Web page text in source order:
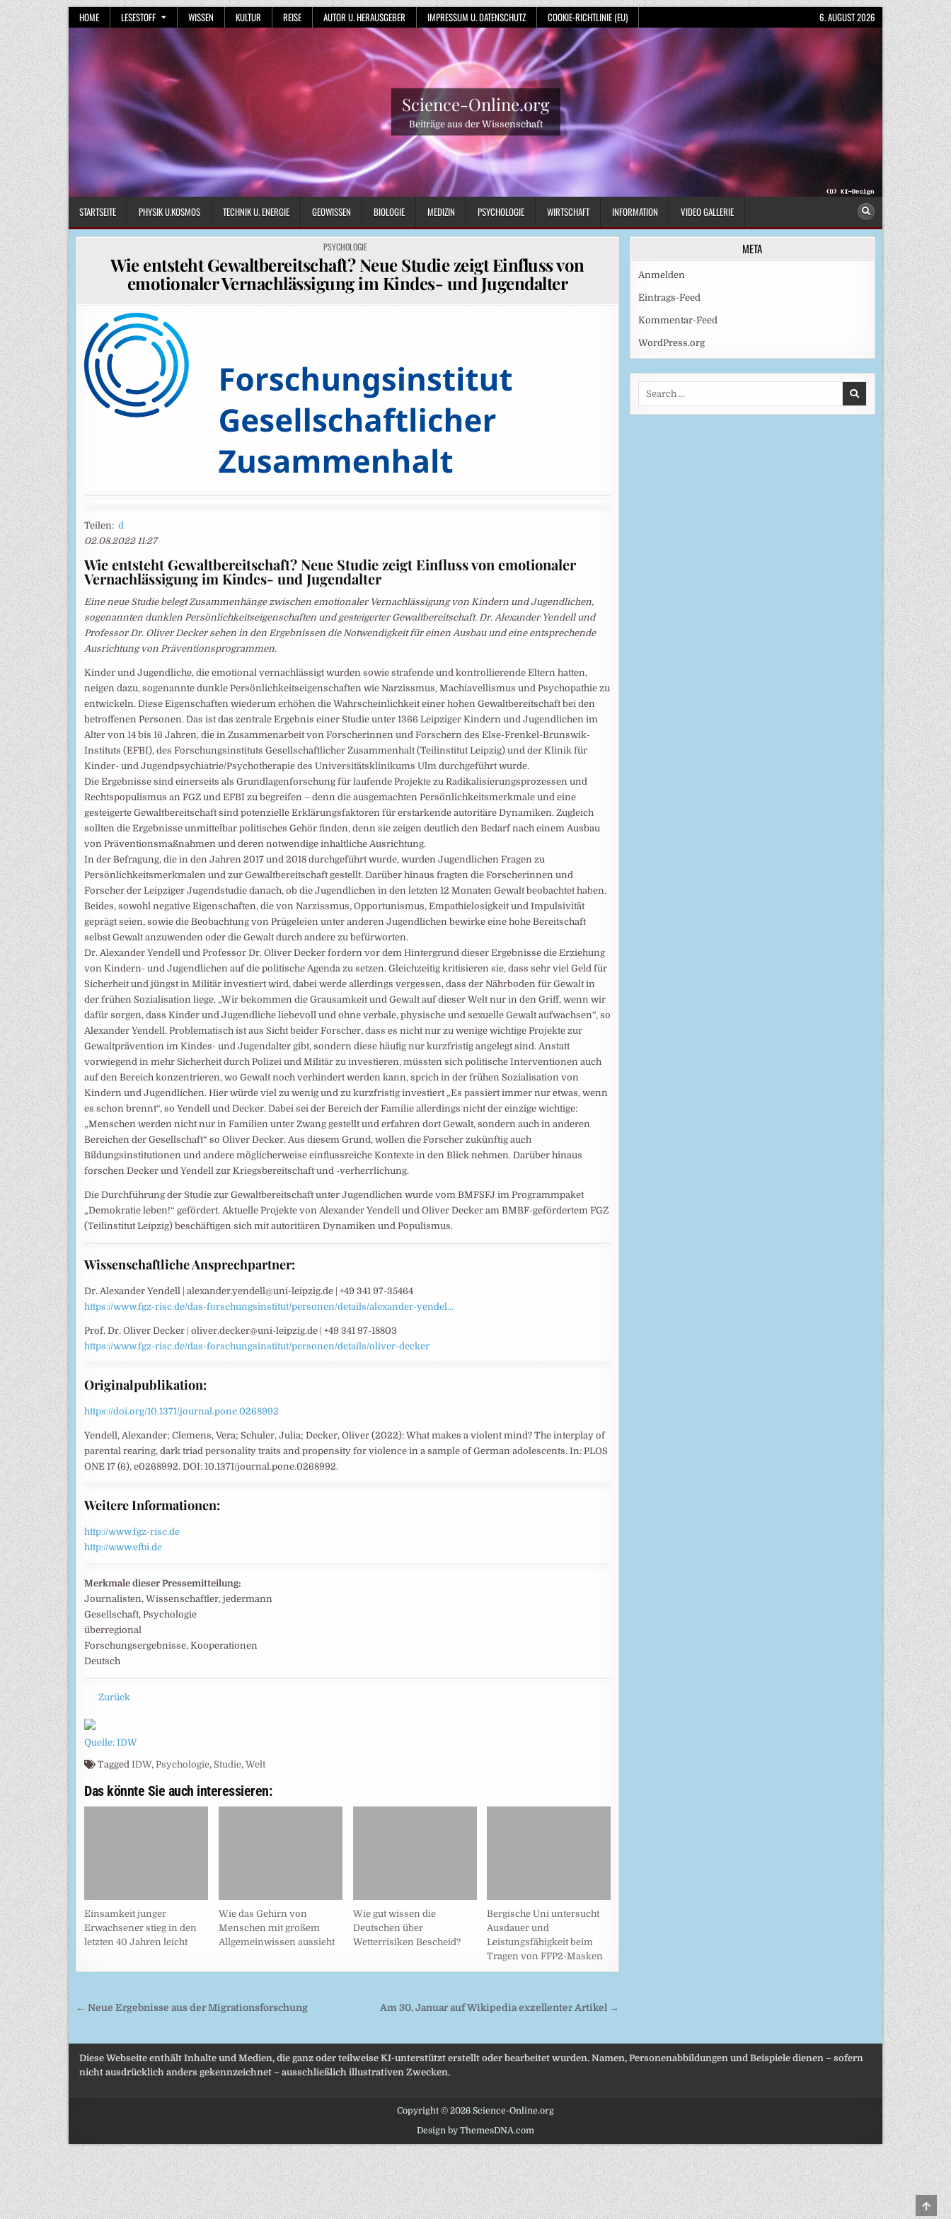
Skip
to
content
HOME LESESTOFF WISSEN KULTUR REISE AUTOR U. HERAUSGEBER IMPRESSUM U. DATENSCHUTZ COOKIE-RICHTLINIE (EU) 6. AUGUST 2026
Science-Online.org
Beiträge aus der Wissenschaft
STARTSEITE PHYSIK U.KOSMOS TECHNIK U. ENERGIE GEOWISSEN BIOLOGIE MEDIZIN PSYCHOLOGIE WIRTSCHAFT INFORMATION VIDEO GALLERIE
POSTED
IN
PSYCHOLOGIE
Wie entsteht Gewaltbereitschaft? Neue Studie zeigt Einfluss von
emotionaler Vernachlässigung im Kindes- und Jugendalter
Teilen: d
02.08.2022 11:27
Wie entsteht Gewaltbereitschaft? Neue Studie zeigt Einfluss von emotionaler
Vernachlässigung im Kindes- und Jugendalter
Eine neue Studie belegt Zusammenhänge zwischen emotionaler Vernachlässigung von Kindern und Jugendlichen,
sogenannten dunklen Persönlichkeitseigenschaften und gesteigerter Gewaltbereitschaft. Dr. Alexander Yendell und
Professor Dr. Oliver Decker sehen in den Ergebnissen die Notwendigkeit für einen Ausbau und eine entsprechende
Ausrichtung von Präventionsprogrammen.
Kinder und Jugendliche, die emotional vernachlässigt wurden sowie strafende und kontrollierende Eltern hatten,
neigen dazu, sogenannte dunkle Persönlichkeitseigenschaften wie Narzissmus, Machiavellismus und Psychopathie zu
entwickeln. Diese Eigenschaften wiederum erhöhen die Wahrscheinlichkeit einer hohen Gewaltbereitschaft bei den
betroffenen Personen. Das ist das zentrale Ergebnis einer Studie unter 1366 Leipziger Kindern und Jugendlichen im
Alter von 14 bis 16 Jahren, die in Zusammenarbeit von Forscherinnen und Forschern des Else-Frenkel-Brunswik-
Instituts (EFBI), des Forschungsinstituts Gesellschaftlicher Zusammenhalt (Teilinstitut Leipzig) und der Klinik für
Kinder- und Jugendpsychiatrie/Psychotherapie des Universitätsklinikums Ulm durchgeführt wurde.
Die Ergebnisse sind einerseits als Grundlagenforschung für laufende Projekte zu Radikalisierungsprozessen und
Rechtspopulismus an FGZ und EFBI zu begreifen – denn die ausgemachten Persönlichkeitsmerkmale und eine
gesteigerte Gewaltbereitschaft sind potenzielle Erklärungsfaktoren für erstarkende autoritäre Dynamiken. Zugleich
sollten die Ergebnisse unmittelbar politisches Gehör finden, denn sie zeigen deutlich den Bedarf nach einem Ausbau
von Präventionsmaßnahmen und deren notwendige inhaltliche Ausrichtung.
In der Befragung, die in den Jahren 2017 und 2018 durchgeführt wurde, wurden Jugendlichen Fragen zu
Persönlichkeitsmerkmalen und zur Gewaltbereitschaft gestellt. Darüber hinaus fragten die Forscherinnen und
Forscher der Leipziger Jugendstudie danach, ob die Jugendlichen in den letzten 12 Monaten Gewalt beobachtet haben.
Beides, sowohl negative Eigenschaften, die von Narzissmus, Opportunismus, Empathielosigkeit und Impulsivität
geprägt seien, sowie die Beobachtung von Prügeleien unter anderen Jugendlichen bewirke eine hohe Bereitschaft
selbst Gewalt anzuwenden oder die Gewalt durch andere zu befürworten.
Dr. Alexander Yendell und Professor Dr. Oliver Decker fordern vor dem Hintergrund dieser Ergebnisse die Erziehung
von Kindern- und Jugendlichen auf die politische Agenda zu setzen. Gleichzeitig kritisieren sie, dass sehr viel Geld für
Sicherheit und jüngst in Militär investiert wird, dabei werde allerdings vergessen, dass der Nährboden für Gewalt in
der frühen Sozialisation liege. „Wir bekommen die Grausamkeit und Gewalt auf dieser Welt nur in den Griff, wenn wir
dafür sorgen, dass Kinder und Jugendliche liebevoll und ohne verbale, physische und sexuelle Gewalt aufwachsen“, so
Alexander Yendell. Problematisch ist aus Sicht beider Forscher, dass es nicht nur zu wenige wichtige Projekte zur
Gewaltprävention im Kindes- und Jugendalter gibt, sondern diese häufig nur kurzfristig angelegt sind. Anstatt
vorwiegend in mehr Sicherheit durch Polizei und Militär zu investieren, müssten sich politische Interventionen auch
auf den Bereich konzentrieren, wo Gewalt noch verhindert werden kann, sprich in der frühen Sozialisation von
Kindern und Jugendlichen. Hier würde viel zu wenig und zu kurzfristig investiert „Es passiert immer nur etwas, wenn
es schon brennt“, so Yendell und Decker. Dabei sei der Bereich der Familie allerdings nicht der einzige wichtige:
„Menschen werden nicht nur in Familien unter Zwang gestellt und erfahren dort Gewalt, sondern auch in anderen
Bereichen der Gesellschaft“ so Oliver Decker. Aus diesem Grund, wollen die Forscher zukünftig auch
Bildungsinstitutionen und andere möglicherweise einflussreiche Kontexte in den Blick nehmen. Darüber hinaus
forschen Decker und Yendell zur Kriegsbereitschaft und -verherrlichung.
Die Durchführung der Studie zur Gewaltbereitschaft unter Jugendlichen wurde vom BMFSFJ im Programmpaket
„Demokratie leben!“ gefördert. Aktuelle Projekte von Alexander Yendell und Oliver Decker am BMBF-gefördertem FGZ
(Teilinstitut Leipzig) beschäftigen sich mit autoritären Dynamiken und Populismus.
Wissenschaftliche Ansprechpartner:
Dr. Alexander Yendell | alexander.yendell@uni-leipzig.de | +49 341 97-35464
https://www.fgz-risc.de/das-forschungsinstitut/personen/details/alexander-yendel…
Prof. Dr. Oliver Decker | oliver.decker@uni-leipzig.de | +49 341 97-18803
https://www.fgz-risc.de/das-forschungsinstitut/personen/details/oliver-decker
Originalpublikation:
https://doi.org/10.1371/journal.pone.0268992
Yendell, Alexander; Clemens, Vera; Schuler, Julia; Decker, Oliver (2022): What makes a violent mind? The interplay of
parental rearing, dark triad personality traits and propensity for violence in a sample of German adolescents. In: PLOS
ONE 17 (6), e0268992. DOI: 10.1371/journal.pone.0268992.
Weitere Informationen:
http://www.fgz-risc.de
http://www.efbi.de
Merkmale dieser Pressemitteilung:
Journalisten, Wissenschaftler, jedermann
Gesellschaft, Psychologie
überregional
Forschungsergebnisse, Kooperationen
Deutsch
Zurück
Quelle: IDW
Tagged IDW, Psychologie, Studie, Welt
Das könnte Sie auch interessieren:
Einsamkeit junger
Erwachsener stieg in den
letzten 40 Jahren leicht
Wie das Gehirn von
Menschen mit großem
Allgemeinwissen aussieht
Wie gut wissen die
Deutschen über
Wetterrisiken Bescheid?
Bergische Uni untersucht
Ausdauer und
Leistungsfähigkeit beim
Tragen von FFP2-Masken
Beitragsnavigation Am 30. Januar auf Wikipedia exzellenter Artikel →
← Neue Ergebnisse aus der Migrationsforschung
META
Anmelden
Eintrags-Feed
Kommentar-Feed
WordPress.org
Diese Webseite enthält Inhalte und Medien, die ganz oder teilweise KI-unterstützt erstellt oder bearbeitet wurden. Namen, Personenabbildungen und Beispiele dienen – sofern
nicht ausdrücklich anders gekennzeichnet – ausschließlich illustrativen Zwecken.
Copyright © 2026 Science-Online.org
Design by ThemesDNA.com
TO